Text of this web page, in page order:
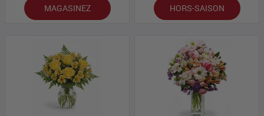
MAGASINEZ HORS-SAISON